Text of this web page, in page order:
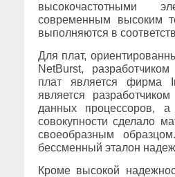
высокочастотными
современным высоким
выполняются в
Для плат,
NetBurst,
плат является фирма
является
данных процессоров,
совокупности сделало
своеобразным
бессменный эталон
Кроме высокой